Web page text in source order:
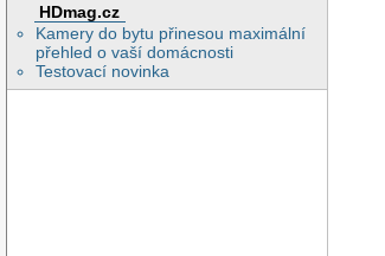
HDmag.cz
Kamery do bytu přinesou maximální
přehled o vaší domácnosti
Testovací novinka